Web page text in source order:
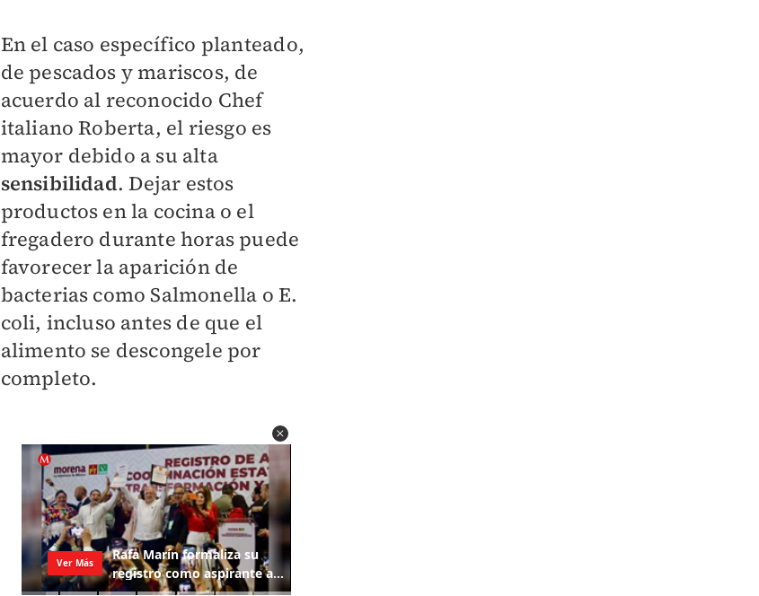
En el caso específico planteado,
de pescados y mariscos, de
acuerdo al reconocido Chef
italiano Roberta, el riesgo es
mayor debido a su alta
sensibilidad. Dejar estos
productos en la cocina o el
fregadero durante horas puede
favorecer la aparición de
bacterias como Salmonella o E.
coli, incluso antes de que el
alimento se descongele por
completo.